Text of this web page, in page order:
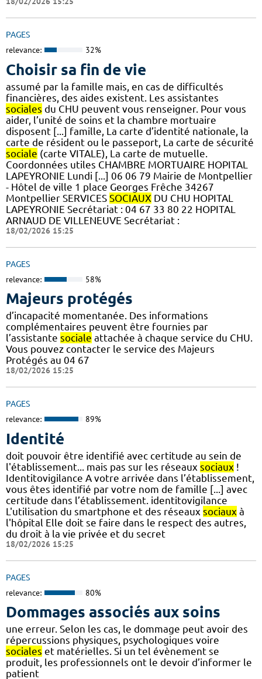
PAGES
relevance: 32%
Choisir sa fin de vie
assumé par la famille mais, en cas de difficultés
financières, des aides existent. Les assistantes
sociales du CHU peuvent vous renseigner. Pour vous
aider, l’unité de soins et la chambre mortuaire
disposent [...] famille, La carte d’identité nationale, la
carte de résident ou le passeport, La carte de sécurité
sociale (carte VITALE), La carte de mutuelle.
Coordonnées utiles CHAMBRE MORTUAIRE HOPITAL
LAPEYRONIE Lundi [...] 06 06 79 Mairie de Montpellier
- Hôtel de ville 1 place Georges Frêche 34267
Montpellier SERVICES SOCIAUX DU CHU HOPITAL
LAPEYRONIE Secrétariat : 04 67 33 80 22 HOPITAL
ARNAUD DE VILLENEUVE Secrétariat :
18/02/2026 15:25
PAGES
relevance: 58%
Majeurs protégés
d’incapacité momentanée. Des informations
complémentaires peuvent être fournies par
l’assistante sociale attachée à chaque service du CHU.
Vous pouvez contacter le service des Majeurs
Protégés au 04 67
18/02/2026 15:25
PAGES
relevance: 89%
Identité
doit pouvoir être identifié avec certitude au sein de
l'établissement... mais pas sur les réseaux sociaux !
Identitovigilance A votre arrivée dans l’établissement,
vous êtes identifié par votre nom de famille [...] avec
certitude dans l’établissement. identitovigilance
L'utilisation du smartphone et des réseaux sociaux à
l'hôpital Elle doit se faire dans le respect des autres,
du droit à la vie privée et du secret
18/02/2026 15:25
PAGES
relevance: 80%
Dommages associés aux soins
une erreur. Selon les cas, le dommage peut avoir des
répercussions physiques, psychologiques voire
sociales et matérielles. Si un tel évènement se
produit, les professionnels ont le devoir d’informer le
patient